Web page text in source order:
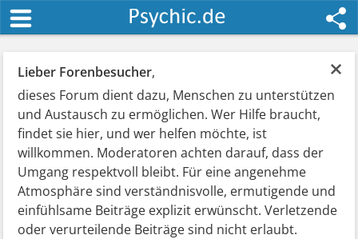
×
Lieber Forenbesucher,
dieses Forum dient dazu, Menschen zu unterstützen
und Austausch zu ermöglichen. Wer Hilfe braucht,
findet sie hier, und wer helfen möchte, ist
willkommen. Moderatoren achten darauf, dass der
Umgang respektvoll bleibt. Für eine angenehme
Atmosphäre sind verständnisvolle, ermutigende und
einfühlsame Beiträge explizit erwünscht. Verletzende
oder verurteilende Beiträge sind nicht erlaubt.